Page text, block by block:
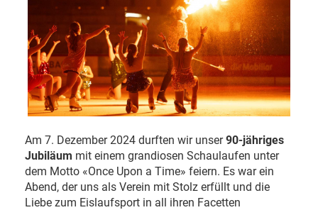
Am 7. Dezember 2024 durften wir unser90-jähriges
Jubiläum mit einem grandiosen Schaulaufen unter
dem Motto «Once Upon a Time» feiern. Es war ein
Abend, der uns als Verein mit Stolz erfüllt und die
Liebe zum Eislaufsport in all ihren Facetten